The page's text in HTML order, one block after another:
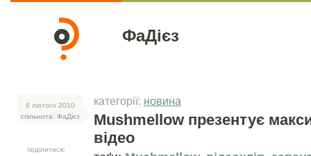
ФаДієз
8 лютого 2010
спільнота: ФаДієз
поділитися:
категорії: новина
Mushmellow презентує
відео